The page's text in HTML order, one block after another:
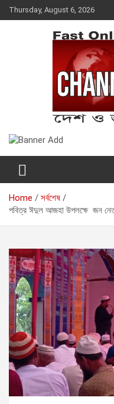
Skip
to
Thursday, August 6, 2026
Fast Online
Home
সর্বশেষ
পবিত্র ঈদুল আজহা উপলক্ষে জন